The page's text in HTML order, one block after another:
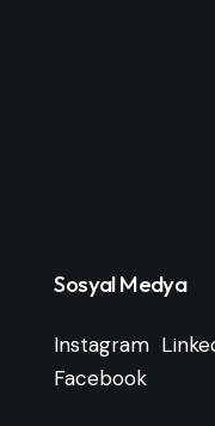
Sosyal Medya
Instagram
Facebook